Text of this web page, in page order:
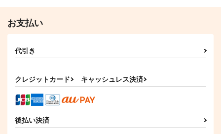
お支払い
代引き
クレジットカード キャッシュレス決済
後払い決済